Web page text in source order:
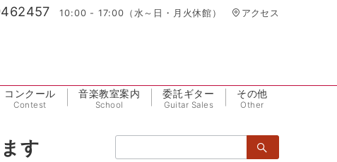
10:00 - 17:00（水～日・月火休館） アクセス
コンクール
Contest
音楽教室案内
School
委託ギター
Guitar Sales
その他
Other
す
索：